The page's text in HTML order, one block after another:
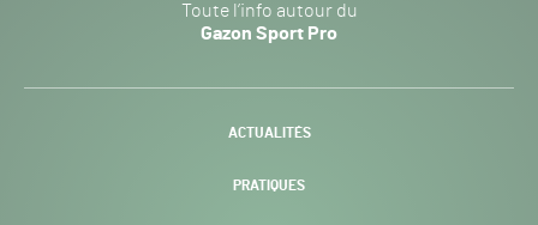
Sport
Pro
-
Toute l’info autour du
Gazon Sport Pro
ACTUALITÉS
PRATIQUES